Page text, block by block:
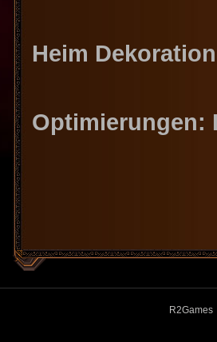
Heim
Optimierungen:
R2Games